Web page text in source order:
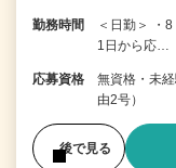
勤務時間
＜日勤＞ ・
1日から応…
応募資格
無資格・未
由2号）
後で見る